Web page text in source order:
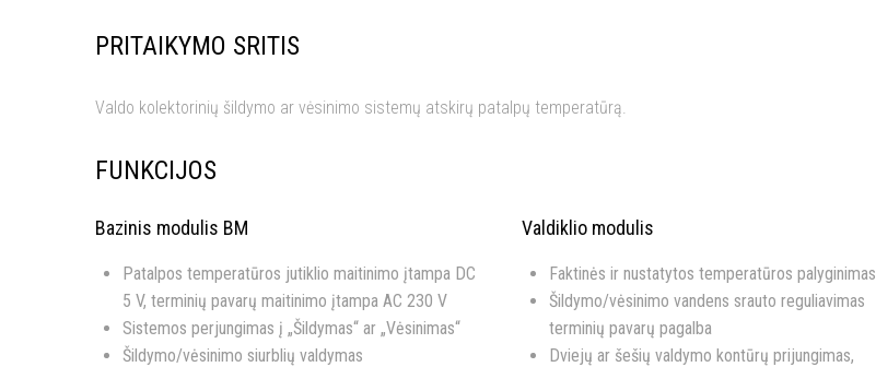
PRITAIKYMO SRITIS
Valdo kolektorinių šildymo ar vėsinimo sistemų atskirų patalpų temperatūrą.
FUNKCIJOS
Bazinis modulis BM
Patalpos temperatūros jutiklio maitinimo įtampa DC
5 V, terminių pavarų maitinimo įtampa AC 230 V
Sistemos perjungimas į „Šildymas“ ar „Vėsinimas“
Šildymo/vėsinimo siurblių valdymas
Valdiklio modulis
Faktinės ir nustatytos temperatūros palyginimas
Šildymo/vėsinimo vandens srauto reguliavimas
terminių pavarų pagalba
Dviejų ar šešių valdymo kontūrų prijungimas,